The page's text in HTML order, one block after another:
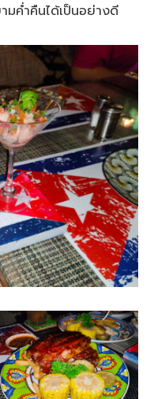
มค่ำคืนได้เป็นอย่างดี